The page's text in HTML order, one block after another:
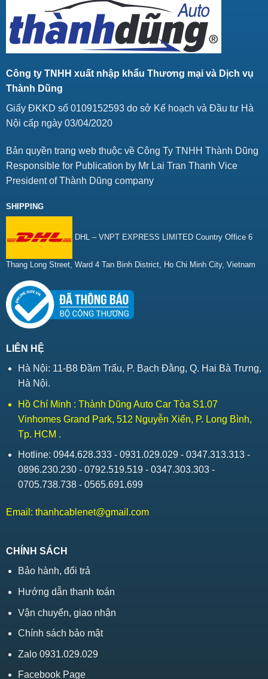
Công ty TNHH xuất nhập khẩu Thương mại và Dịch vụ
Thành Dũng
Giấy ĐKKD số 0109152593 do sở Kế hoạch và Đầu tư Hà
Nội cấp ngày 03/04/2020
Bản quyền trang web thuộc về Công Ty TNHH Thành Dũng
Responsible for Publication by Mr Lai Tran Thanh Vice
President of Thành Dũng company
SHIPPING
DHL – VNPT EXPRESS LIMITED Country Office 6
Thang Long Street, Ward 4 Tan Binh District, Ho Chi Minh City, Vietnam
LIÊN HỆ
Hà Nội: 11-B8 Đầm Trấu, P. Bạch Đằng, Q. Hai Bà Trưng,
Hà Nội.
Hồ Chí Minh : Thành Dũng Auto Car Tòa S1.07
Vinhomes Grand Park, 512 Nguyễn Xiển, P. Long Bình,
Tp. HCM .
Hotline: 0944.628.333 - 0931.029.029 - 0347.313.313 -
0896.230.230 - 0792.519.519 - 0347.303.303 -
0705.738.738 - 0565.691.699
Email: thanhcablenet@gmail.com
CHÍNH SÁCH
Bảo hành, đổi trả
Hướng dẫn thanh toán
Vận chuyển, giao nhận
Chính sách bảo mật
Zalo 0931.029.029
Facebook Page